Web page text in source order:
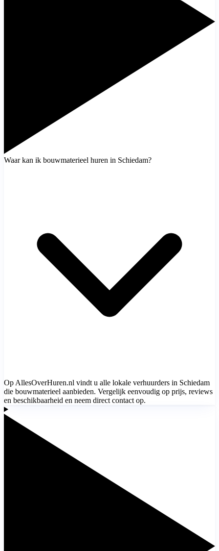
Waar kan ik bouwmaterieel huren in Schiedam?
Op AllesOverHuren.nl vindt u alle lokale verhuurders in Schiedam
die bouwmaterieel aanbieden. Vergelijk eenvoudig op prijs, reviews
en beschikbaarheid en neem direct contact op.